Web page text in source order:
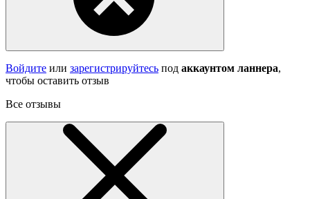
Войдите или зарегистрируйтесь под аккаунтом ланнера,
чтобы оставить отзыв
Все отзывы